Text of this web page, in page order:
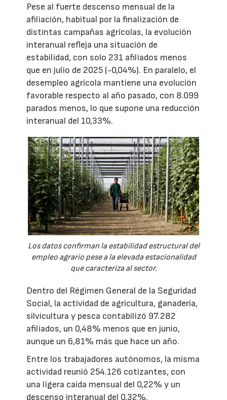
Pese al fuerte descenso mensual de la
afiliación, habitual por la finalización de
distintas campañas agrícolas, la evolución
interanual refleja una situación de
estabilidad, con solo 231 afiliados menos
que en julio de 2025 (-0,04%). En paralelo, el
desempleo agrícola mantiene una evolución
favorable respecto al año pasado, con 8.099
parados menos, lo que supone una reducción
interanual del 10,33%.
Los datos confirman la estabilidad estructural del
empleo agrario pese a la elevada estacionalidad
que caracteriza al sector.
Dentro del Régimen General de la Seguridad
Social, la actividad de agricultura, ganadería,
silvicultura y pesca contabilizó 97.282
afiliados, un 0,48% menos que en junio,
aunque un 6,81% más que hace un año.
Entre los trabajadores autónomos, la misma
actividad reunió 254.126 cotizantes, con
una ligera caída mensual del 0,22% y un
descenso interanual del 0,32%.